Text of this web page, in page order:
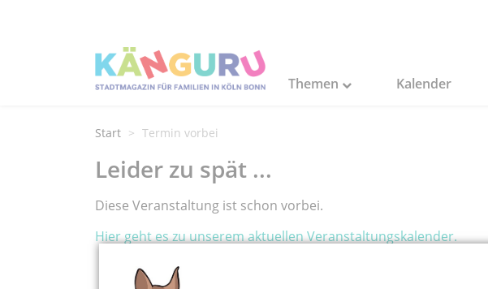
Themen Kalender
Start Termin vorbei
Leider zu spät ...
Diese Veranstaltung ist schon vorbei.
Hier geht es zu unserem aktuellen Veranstaltungskalender.